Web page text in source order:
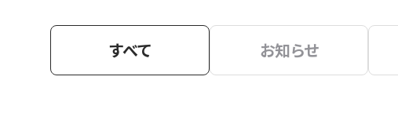
すべて お知らせ